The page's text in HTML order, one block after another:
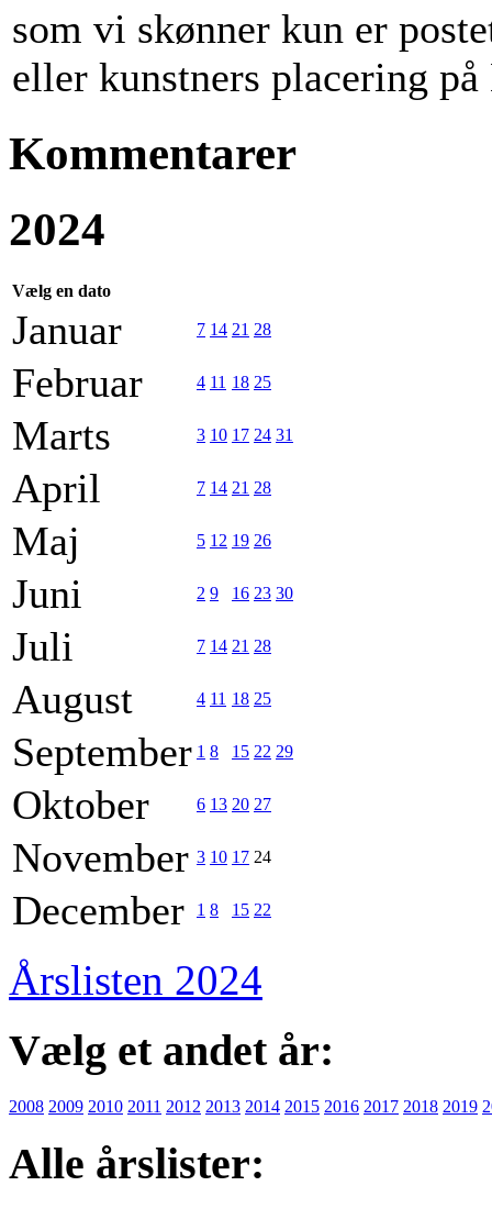
som vi skønner kun er
eller kunstners placering
Kommentarer
2024
Vælg en dato
Januar 7 14 21 28
Februar 4 11 18 25
Marts 3 10 17 24 31
April 7 14 21 28
Maj 5 12 19 26
Juni 2 9 16 23 30
Juli 7 14 21 28
August 4 11 18 25
September 1 8 15 22 29
Oktober 6 13 20 27
November 3 10 17 24
December 1 8 15 22
Årslisten 2024
Vælg et andet år:
2008 2009 2010 2011 2012 2013 2014 2015 2016 2017 2018 2019
Alle årslister: